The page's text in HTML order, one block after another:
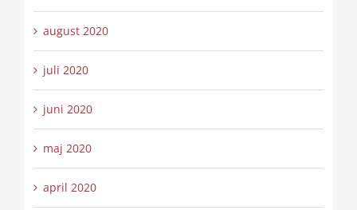
august 2020
juli 2020
juni 2020
maj 2020
april 2020